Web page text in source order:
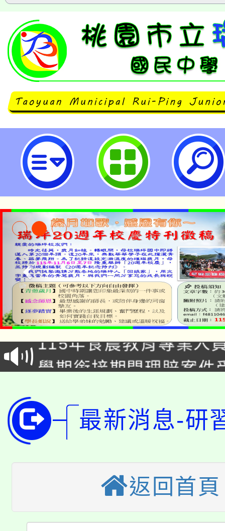
國教署新興科技教育遠距示範服務
A組教師增能推廣研習-桃園市立瑞
淨零綠生活教案入校路
會
115年食農教育專業人
程
學期銜接期間理賠案件
版
公告本校115學年度第
代理(課)教師甄選結果(
「2026金融保險知識
車」活動
桃園市115學年度學生
生本土語及新住民語歌
公告本校115學年度第
代理(課)教師甄選結果(
公告本校115學年度第
最新消息-研
返回首頁